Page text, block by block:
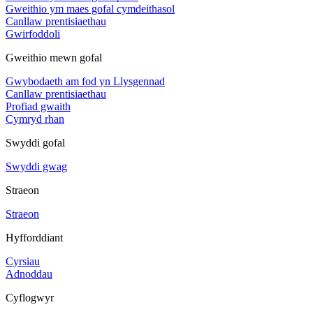
Gweithio ym maes gofal cymdeithasol
Canllaw prentisiaethau
Gwirfoddoli
Gweithio mewn gofal
Gwybodaeth am fod yn Llysgennad
Canllaw prentisiaethau
Profiad gwaith
Cymryd rhan
Swyddi gofal
Swyddi gwag
Straeon
Straeon
Hyfforddiant
Cyrsiau
Adnoddau
Cyflogwyr